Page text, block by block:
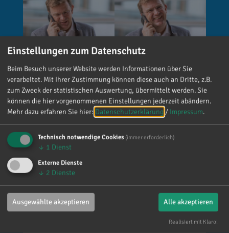
Reinhard Brandl
🚨 Neues EU-Gesetz seit dem 2. August! Ab
sofort gelten neue Vorschriften für die
Kennzeichnung bestimmter KI-Inhalte. ⚠️
kennzeichnungspflichtige KI-Inhalte
veröffentlicht und diese nicht entsprechend
kennzeichnet, riskiert Bußgelder von bis zu 15
Einstellungen zum Datenschutz
Beim Besuch unserer Website werden Informationen über Sie
verarbeitet. Mit Ihrer Zustimmung können diese auch an Dritte, z.B.
zum Zweck der statistischen Auswertung, übermittelt werden. Sie
können die hier vorgenommenen Einstellungen jederzeit abändern.
Mehr dazu erfahren Sie hier: Datenschutzerklärung / Impressum.
Technisch notwendige Cookies (immer erforderlich)
↓ 1 Dienst
Externe Dienste
↓ 2 Dienste
Ausgewählte akzeptieren Alle akzeptieren
Realisiert mit Klaro!